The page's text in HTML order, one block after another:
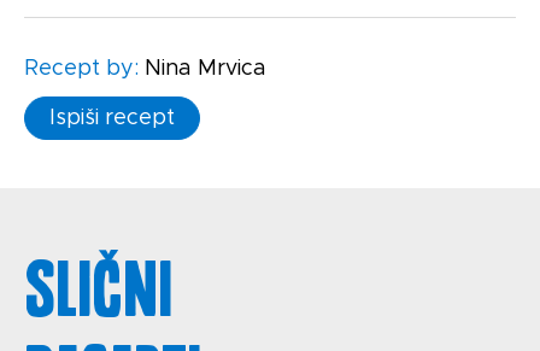
Recept by: Nina Mrvica
Ispiši recept
Slični